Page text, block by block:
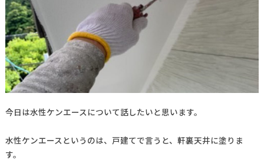
今日は水性ケンエースについて話したいと思います。
水性ケンエースというのは、戸建てで言うと、軒裏天井に塗りま
す。